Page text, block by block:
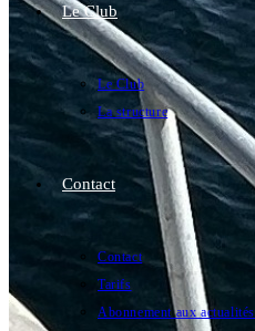
Le Club
Le Club
La structure
Contact
Contact
Tarifs
Abonnement aux actualités